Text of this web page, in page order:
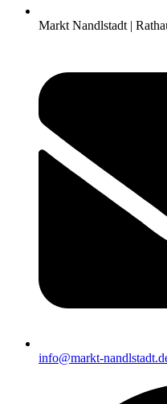
Markt Nandlstadt |
info@markt-